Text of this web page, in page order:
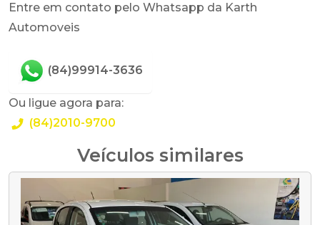
Entre em contato pelo Whatsapp da Karth
Automoveis
(84)99914-3636
Ou ligue agora para:
(84)2010-9700
Veículos similares